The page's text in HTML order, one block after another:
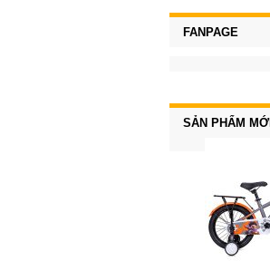
FANPAGE
SẢN PHẨM MỚI